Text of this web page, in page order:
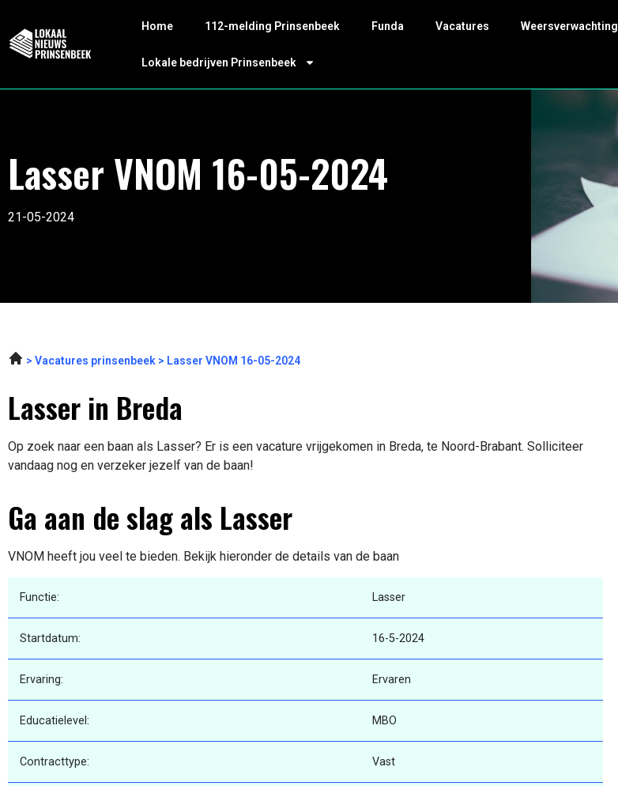
Home 112-melding Prinsenbeek Funda Vacatures Weersverwachting
Lokale bedrijven Prinsenbeek
Lasser VNOM 16-05-2024
21-05-2024
Vacatures prinsenbeek Lasser VNOM 16-05-2024
Lasser in Breda
Op zoek naar een baan als Lasser? Er is een vacature vrijgekomen in Breda, te Noord-Brabant. Solliciteer
vandaag nog en verzeker jezelf van de baan!
Ga aan de slag als Lasser
VNOM heeft jou veel te bieden. Bekijk hieronder de details van de baan
Functie: Lasser
Startdatum: 16-5-2024
Ervaring: Ervaren
Educatielevel: MBO
Contracttype: Vast